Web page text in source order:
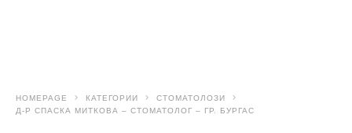
HOMEPAGE КАТЕГОРИИ
СТОМАТОЛОЗИ
Д-Р СПАСКА МИТКОВА – СТОМАТОЛОГ – ГР. БУРГАС